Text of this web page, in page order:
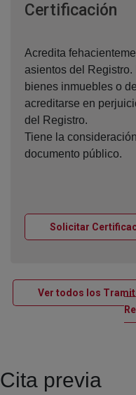
Certificación
Acredita
asientos del
bienes inmuebles o
acreditarse en
del Registro.
Tiene la
documento público.
Solicitar
Ver todos los
Cita previa